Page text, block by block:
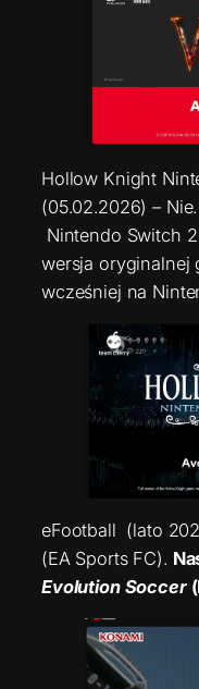
Hollow Knight
(05.02.2026) –
Nintendo Switch
wersja oryginalnej
wcześniej na
eFootball (lato
(EA Sports FC).
Evolution Soccer